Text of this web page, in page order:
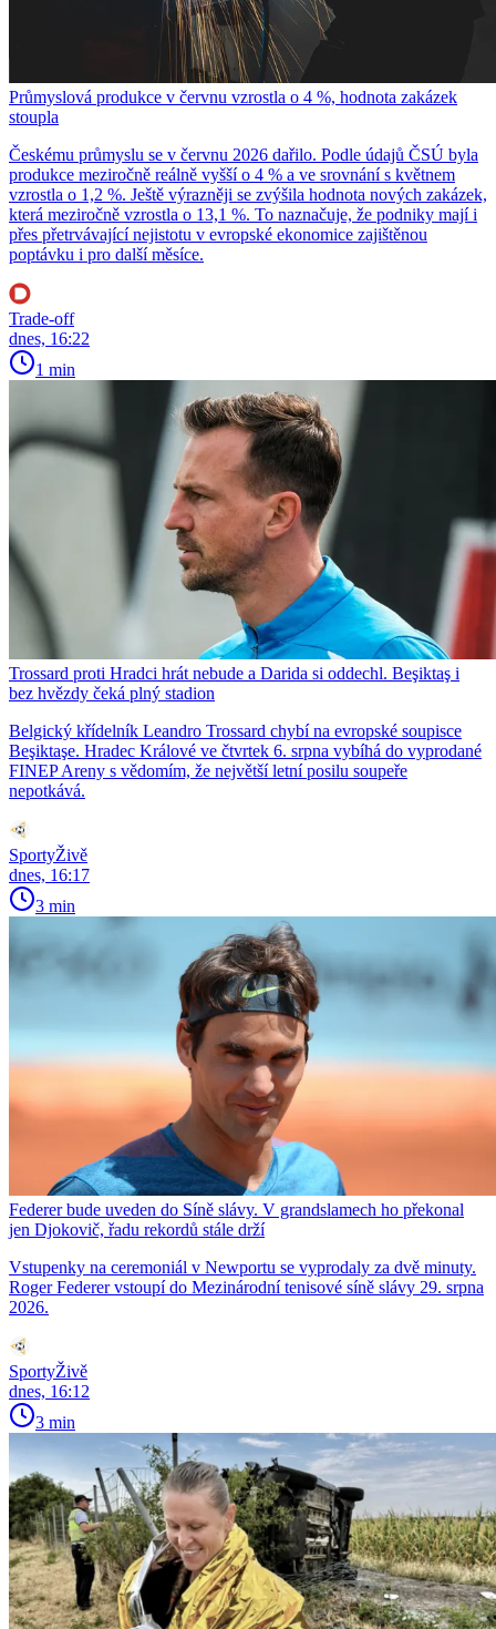
Průmyslová produkce v červnu vzrostla o 4 %, hodnota zakázek
stoupla
Českému průmyslu se v červnu 2026 dařilo. Podle údajů ČSÚ byla
produkce meziročně reálně vyšší o 4 % a ve srovnání s květnem
vzrostla o 1,2 %. Ještě výrazněji se zvýšila hodnota nových zakázek,
která meziročně vzrostla o 13,1 %. To naznačuje, že podniky mají i
přes přetrvávající nejistotu v evropské ekonomice zajištěnou
poptávku i pro další měsíce.
Trade-off
dnes, 16:22
1 min
Trossard proti Hradci hrát nebude a Darida si oddechl. Beşiktaş i
bez hvězdy čeká plný stadion
Belgický křídelník Leandro Trossard chybí na evropské soupisce
Beşiktaşe. Hradec Králové ve čtvrtek 6. srpna vybíhá do vyprodané
FINEP Areny s vědomím, že největší letní posilu soupeře
nepotkává.
SportyŽivě
dnes, 16:17
3 min
Federer bude uveden do Síně slávy. V grandslamech ho překonal
jen Djokovič, řadu rekordů stále drží
Vstupenky na ceremoniál v Newportu se vyprodaly za dvě minuty.
Roger Federer vstoupí do Mezinárodní tenisové síně slávy 29. srpna
2026.
SportyŽivě
dnes, 16:12
3 min